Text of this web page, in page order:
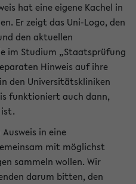
hat eine eigene Kachel in
Er zeigt das Uni-Logo, den
den aktuellen
im Studium „Staatsprüfung
Hinweis auf ihre
den Universitätskliniken
funktioniert auch dann,
in eine
mit möglichst
sammeln wollen. Wir
darum bitten, den